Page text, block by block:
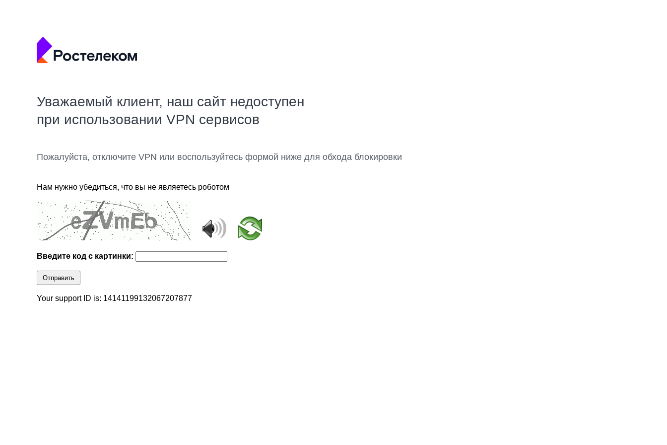
Уважаемый клиент, наш сайт недоступен
при использовании VPN сервисов
Пожалуйста, отключите VPN или воспользуйтесь формой ниже для обхода блокировки
Нам нужно убедиться, что вы не являетесь роботом
Введите код с картинки:
Отправить
Your support ID is: 14141199132067207877